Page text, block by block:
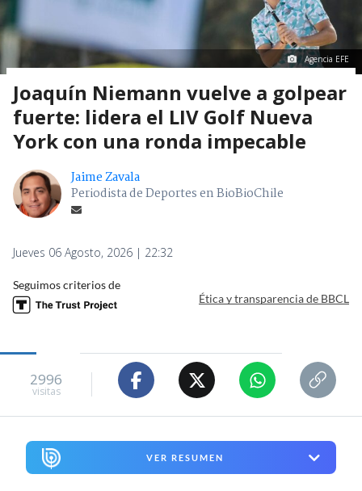
Agencia EFE
Joaquín Niemann vuelve a golpear
fuerte: lidera el LIV Golf Nueva
York con una ronda impecable
Jaime Zavala
Periodista de Deportes en BioBioChile
Jueves 06 Agosto, 2026 | 22:32
Seguimos criterios de
Ética y transparencia de BBCL
2996
visitas
VER RESUMEN